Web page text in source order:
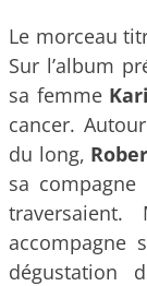
Le morceau
Sur l’album
sa femme
cancer.
du long,
sa
accompagne
dégustation